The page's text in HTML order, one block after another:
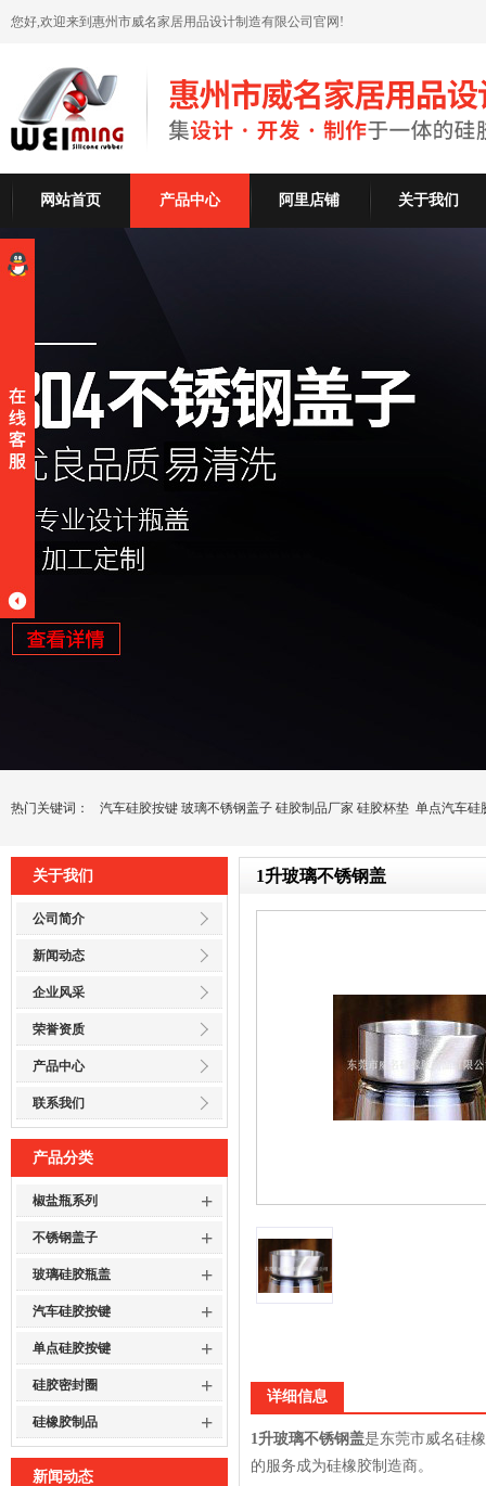
您好,欢迎来到惠州市威名家居用品设计制造有限公司官网!
网站首页 产品中心 阿里店铺 关于我们
热门关键词： 汽车硅胶按键 玻璃不锈钢盖子 硅胶制品厂家 硅胶杯垫 单点汽车硅
关于我们
公司简介
新闻动态
企业风采
荣誉资质
产品中心
联系我们
产品分类
椒盐瓶系列 +
不锈钢盖子 +
玻璃硅胶瓶盖 +
汽车硅胶按键 +
单点硅胶按键 +
硅胶密封圈 +
硅橡胶制品 +
新闻动态
1升玻璃不锈钢盖
详细信息
1升玻璃不锈钢盖是东莞市威名硅
的服务成为硅橡胶制造商。